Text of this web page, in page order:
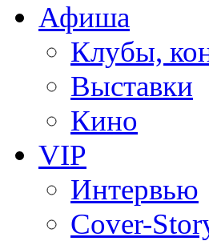
Афиша
Клубы,
Выставки
Кино
VIP
Интервью
Cover-